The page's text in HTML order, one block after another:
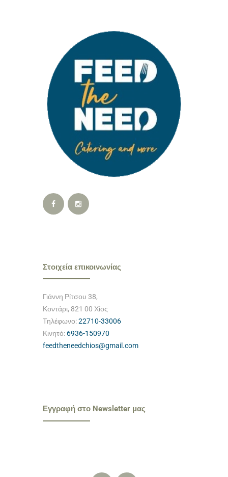
Στοιχεία επικοινωνίας
Γιάννη Ρίτσου 38,
Κοντάρι, 821 00 Χίος
Τηλέφωνο:22710-33006
Κινητό: 6936-150970
feedtheneedchios@gmail.com
Εγγραφή στο Newsletter μας